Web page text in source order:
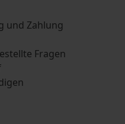
und Zahlung
Fragen